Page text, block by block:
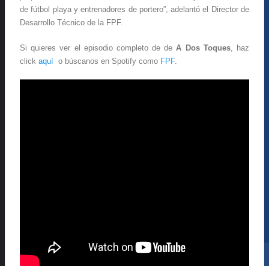
de fútbol playa y entrenadores de portero”, adelantó el Director de
Desarrollo Técnico de la FPF.
Si quieres ver el episodio completo de deA Dos Toques, haz
click aquí o búscanos en Spotify como FPF.